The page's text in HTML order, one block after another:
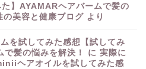
】AYAMARヘアバームで髪の
の美容と健康ブログ より
を試してみた感想【試してみ
髪の悩みを解決！
に 実際に
ヘアオイルを試してみた感